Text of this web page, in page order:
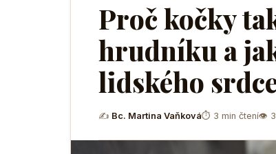
Proč kočky
hrudníku a
lidského
✍ Bc. Martina Vaňková⏱ 3 min čtení👁